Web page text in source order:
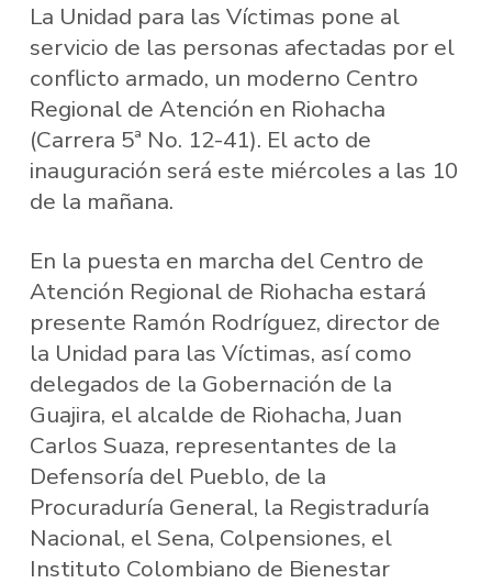
La Unidad para las Víctimas pone al
servicio de las personas afectadas por el
conflicto armado, un moderno Centro
Regional de Atención en Riohacha
(Carrera 5ª No. 12-41). El acto de
inauguración será este miércoles a las 10
de la mañana.
En la puesta en marcha del Centro de
Atención Regional de Riohacha estará
presente Ramón Rodríguez, director de
la Unidad para las Víctimas, así como
delegados de la Gobernación de la
Guajira, el alcalde de Riohacha, Juan
Carlos Suaza, representantes de la
Defensoría del Pueblo, de la
Procuraduría General, la Registraduría
Nacional, el Sena, Colpensiones, el
Instituto Colombiano de Bienestar